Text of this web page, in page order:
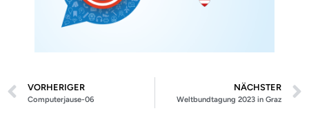
VORHERIGER
Computerjause-06
NÄCHSTER
Weltbundtagung 2023 in Graz